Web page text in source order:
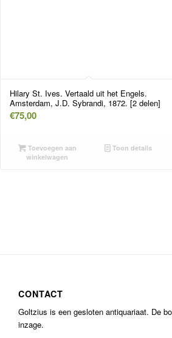
Hilary St. Ives. Vertaald uit het Engels.
Amsterdam, J.D. Sybrandi, 1872. [2 delen]
€75,00
Toevoegen aan
winkelwagen
Toon details
CONTACT
Goltzius is een gesloten antiquariaat. De
inzage.